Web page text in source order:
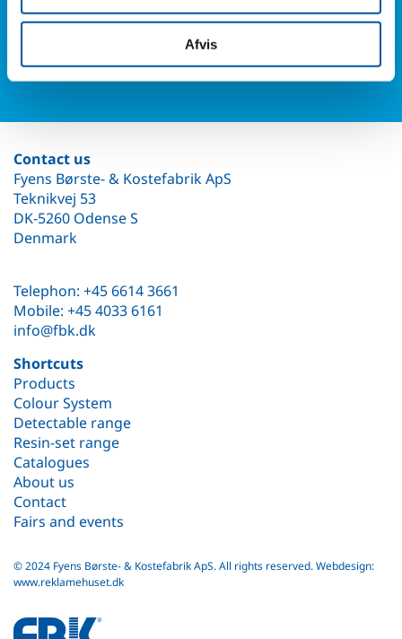
Afvis
Or fill in our contact form and you will hear from us.
Contact us
Fyens Børste- & Kostefabrik ApS
Teknikvej 53
DK-5260 Odense S
Denmark
Telephon: +45 6614 3661
Mobile: +45 4033 6161
info@fbk.dk
Shortcuts
Products
Colour System
Detectable range
Resin-set range
Catalogues
About us
Contact
Fairs and events
© 2024 Fyens Børste- & Kostefabrik ApS. All rights reserved.Webdesign:
www.reklamehuset.dk
fbk